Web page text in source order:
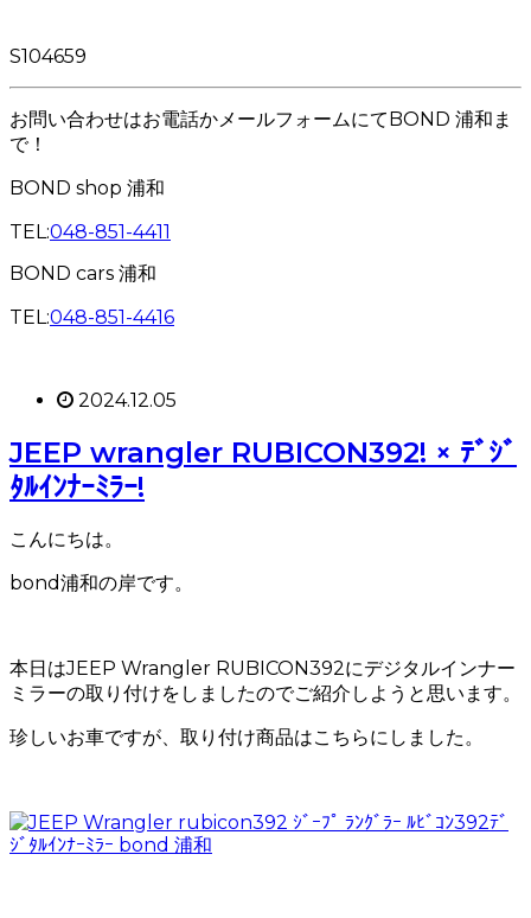
S104659
お問い合わせはお電話かメールフォームにてBOND 浦和ま
で！
BOND shop 浦和
TEL:048-851-4411
BOND cars 浦和
TEL:048-851-4416
2024.12.05
JEEP wrangler RUBICON392! × ﾃﾞｼﾞ
ﾀﾙｲﾝﾅｰﾐﾗｰ!
こんにちは。
bond浦和の岸です。
本日はJEEP Wrangler RUBICON392にデジタルインナー
ミラーの取り付けをしましたのでご紹介しようと思います。
珍しいお車ですが、取り付け商品はこちらにしました。